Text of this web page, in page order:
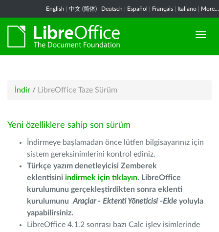
English 中文 (简体) Deutsch Español Français Italiano More...
İndir / LibreOffice Taze Sürüm
Yeni özelliklere sahip son sürüm
İndirmeye başlamadan önce lütfen bilgisayarınız için
sistem gereksinimlerini kontrol ediniz.
Türkçe yazım denetleyicisi Zemberek
eklentisini indirmek için tıklayın. LibreOffice
kurulumunu gerçekleştirdikten sonra eklenti
kurulumunu Araçlar - Ektenti Yöneticisi -Ekle yoluyla
yapabilirsiniz.
LibreOffice 4.1.2 sonrası bazı Calc işlev isimlerinde